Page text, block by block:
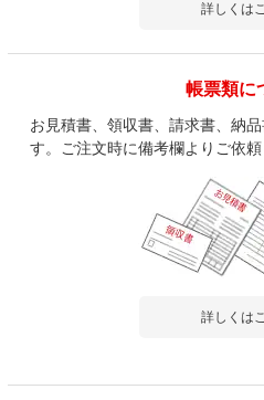
詳しくは
帳票類に
お見積書、領収書、請求書、納
す。ご注文時に備考欄よりご依頼
詳しくは